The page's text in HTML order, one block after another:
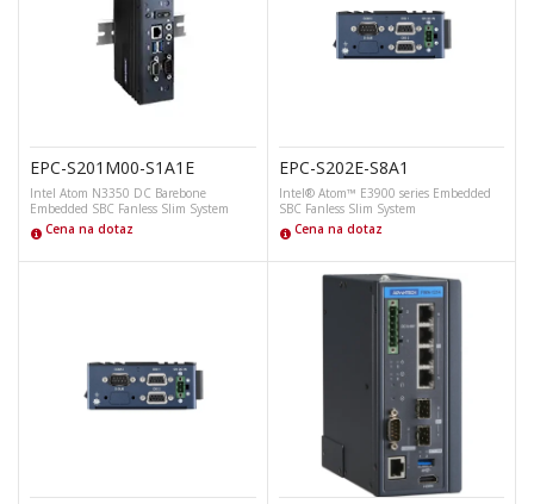
EPC-S201M00-S1A1E
Intel Atom N3350 DC Barebone
Embedded SBC Fanless Slim System
Cena na dotaz
EPC-S202E-S8A1
Intel® Atom™ E3900 series Embedded
SBC Fanless Slim System
Cena na dotaz